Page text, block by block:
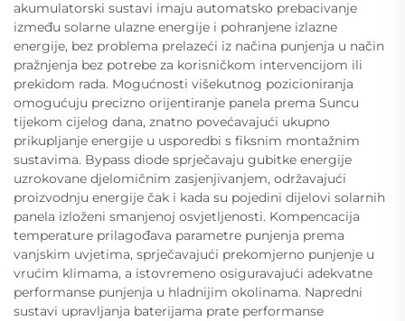
akumulatorski sustavi imaju automatsko prebacivanje
između solarne ulazne energije i pohranjene izlazne
energije, bez problema prelazeći iz načina punjenja u način
pražnjenja bez potrebe za korisničkom intervencijom ili
prekidom rada. Mogućnosti višekutnog pozicioniranja
omogućuju precizno orijentiranje panela prema Suncu
tijekom cijelog dana, znatno povećavajući ukupno
prikupljanje energije u usporedbi s fiksnim montažnim
sustavima. Bypass diode sprječavaju gubitke energije
uzrokovane djelomičnim zasjenjivanjem, održavajući
proizvodnju energije čak i kada su pojedini dijelovi solarnih
panela izloženi smanjenoj osvjetljenosti. Kompencacija
temperature prilagođava parametre punjenja prema
vanjskim uvjetima, sprječavajući prekomjerno punjenje u
vrućim klimama, a istovremeno osiguravajući adekvatne
performanse punjenja u hladnijim okolinama. Napredni
sustavi upravljanja baterijama prate performanse